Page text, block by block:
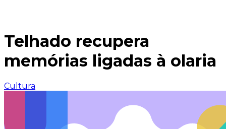
Telhado recupera
memórias ligadas à olaria
Cultura